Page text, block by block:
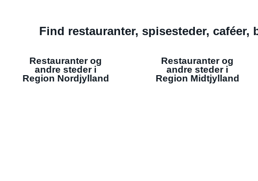
Find restauranter, spisesteder,
Restauranter og
andre steder i
Region Nordjylland
Restauranter og
andre steder i
Region Midtjylland